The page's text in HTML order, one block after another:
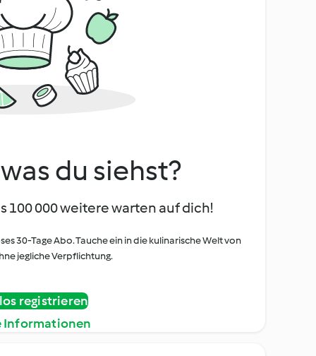
du siehst?
100 000 weitere warten auf dich!
30-Tage Abo. Tauche ein in die kulinarische Welt von
jegliche Verpflichtung.
registrieren
Informationen